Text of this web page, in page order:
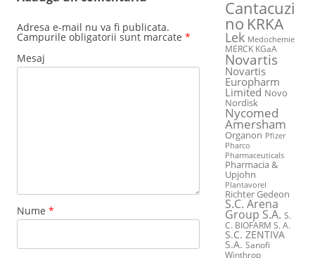
Adresa e-mail nu va fi publicata.
Campurile obligatorii sunt marcate *
Mesaj
Nume *
Cantacuzi
no KRKA
Lek Medochemie
MERCK KGaA
Novartis
Novartis
Europharm
Limited Novo
Nordisk
Nycomed
Amersham
Organon Pfizer
Pharco
Pharmaceuticals
Pharmacia &
Upjohn
Plantavorel
Richter Gedeon
S.C. Arena
Group S.A. S.
C. BIOFARM S. A.
S.C. ZENTIVA
S.A. Sanofi
Winthrop